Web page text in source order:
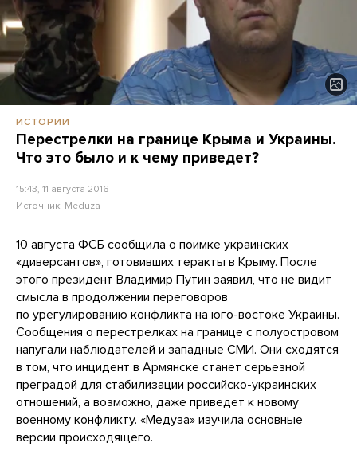
ИСТОРИИ
Перестрелки на границе Крыма и Украины.
Что это было и к чему приведет?
15:43, 11 августа 2016
Источник: Meduza
10 августа ФСБ сообщила о поимке украинских
«диверсантов», готовивших теракты в Крыму. После
этого президент Владимир Путин заявил, что не видит
смысла в продолжении переговоров
по урегулированию конфликта на юго-востоке Украины.
Сообщения о перестрелках на границе с полуостровом
напугали наблюдателей и западные СМИ. Они сходятся
в том, что инцидент в Армянске станет серьезной
преградой для стабилизации российско-украинских
отношений, а возможно, даже приведет к новому
военному конфликту. «Медуза» изучила основные
версии происходящего.